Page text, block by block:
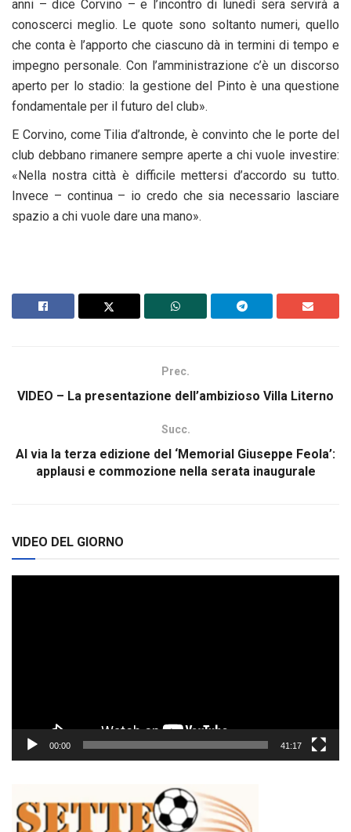
anni – dice Corvino – e l’incontro di lunedì sera servirà a
conoscerci meglio. Le quote sono soltanto numeri, quello
che conta è l’apporto che ciascuno dà in termini di tempo e
impegno personale. Con l’amministrazione c’è un discorso
aperto per lo stadio: la gestione del Pinto è una questione
fondamentale per il futuro del club».
E Corvino, come Tilia d’altronde, è convinto che le porte del
club debbano rimanere sempre aperte a chi vuole investire:
«Nella nostra città è difficile mettersi d’accordo su tutto.
Invece – continua – io credo che sia necessario lasciare
spazio a chi vuole dare una mano».
Prec.
VIDEO – La presentazione dell’ambizioso Villa Literno
Succ.
Al via la terza edizione del ‘Memorial Giuseppe Feola’:
applausi e commozione nella serata inaugurale
VIDEO DEL GIORNO
00:00 41:17